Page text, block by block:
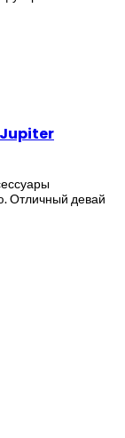
Jupiter
Отличный девай